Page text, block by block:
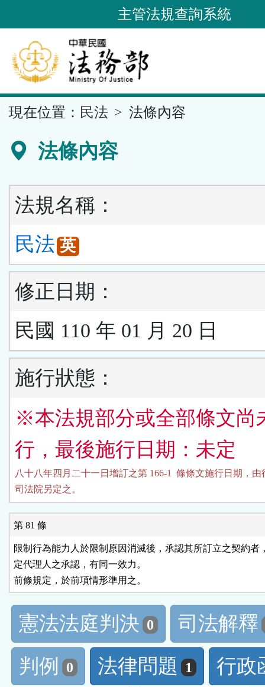
到
要
內
容
區
主管法規查詢系統
現在位置： 民法 法條內容
法條內容
法規名稱：
民法 英
修正日期：
民國 110 年 01 月 20 日
施行狀態：
※本法規部分或全部條文尚
行，最後施行日期：未定
八十八年四月二十一日增訂之第 166-1  條條文施行日期，由
司法院另定之。
第 81 條
限制行為能力人於限制原因消滅後，承認其所訂立之契約者
定代理人之承認，有同一效力。
前條規定，於前項情形準用之。
憲法法庭判決 0
司法解釋
判例
0 法律問題 1
行政